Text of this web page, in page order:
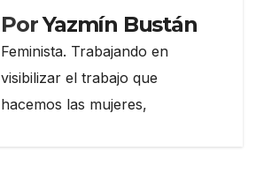
PorYazmín Bustán
Feminista. Trabajando en
visibilizar el trabajo que
hacemos las mujeres,